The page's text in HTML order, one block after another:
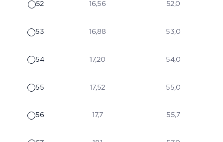
52 16,56 52,0
53 16,88 53,0
54 17,20 54,0
55 17,52 55,0
56 17,7 55,7